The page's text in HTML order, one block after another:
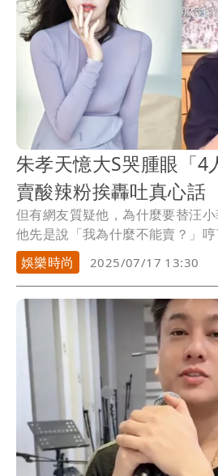
朱孝天憶大S哭腫眼「
賣酸辣粉挨轟吐真心話
但有網友質疑他，為什麼要替汪
他先是說「我為什麼不能賣？」哼
「我...
娛樂時尚 2025/07/17 13:30